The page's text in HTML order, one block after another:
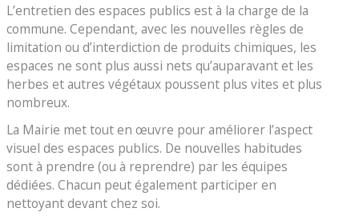
L’entretien des espaces publics est à la charge de la
commune. Cependant, avec les nouvelles règles de
limitation ou d’interdiction de produits chimiques, les
espaces ne sont plus aussi nets qu’auparavant et les
herbes et autres végétaux poussent plus vites et plus
nombreux.
La Mairie met tout en œuvre pour améliorer l’aspect
visuel des espaces publics. De nouvelles habitudes
sont à prendre (ou à reprendre) par les équipes
dédiées. Chacun peut également participer en
nettoyant devant chez soi.